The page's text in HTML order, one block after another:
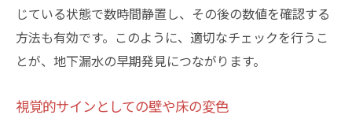
迅速な対応を可能にする体制づくりの重要
性
プロの視点で見る地下漏水、港区・墨田区での
地下漏水修理における初期診断の重要性
じている状態で数時間静置し、その後の数値を確認する
方法も有効です。このように、適切なチェックを行うこ
とが、地下漏水の早期発見につながります。
視覚的サインとしての壁や床の変色